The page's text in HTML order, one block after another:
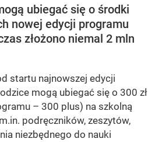
ubiegać się o środki
nowej edycji programu
złożono niemal 2 mln
startu najnowszej edycji
mogą ubiegać się o 300 zł
– 300 plus) na szkolną
podręczników, zeszytów,
niezbędnego do nauki